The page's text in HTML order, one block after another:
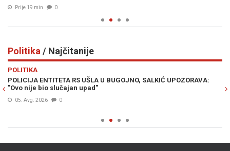
Prije 19 min 0
Politika / Najčitanije
POLITIKA
POLICIJA ENTITETA RS UŠLA U BUGOJNO, SALKIĆ UPOZORAVA:
"Ovo nije bio slučajan upad"
05. Avg. 2026 0